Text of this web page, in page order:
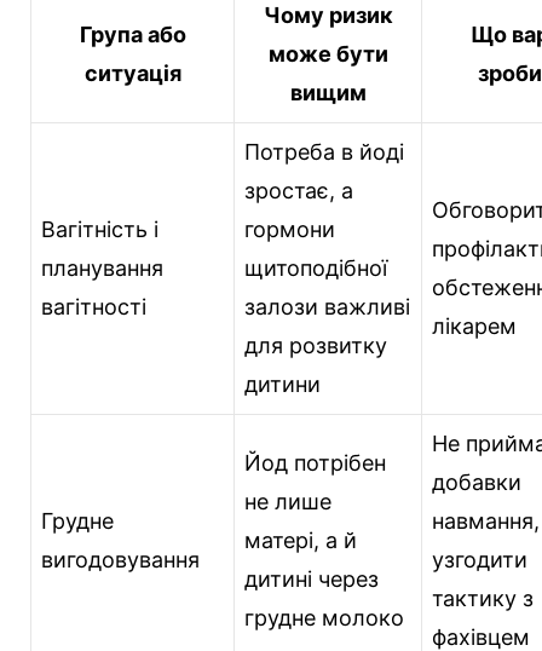
Група або
ситуація
Чому ризик
може бути
вищим
Що
Вагітність і
планування
вагітності
Потреба в йоді
зростає, а
гормони
щитоподібної
залози важливі
для розвитку
дитини
лікарем
Грудне
вигодовування
Йод потрібен
не лише
матері, а й
дитині через
грудне молоко
Не
добавки
навмання,
узгодити
тактику з
фахівцем